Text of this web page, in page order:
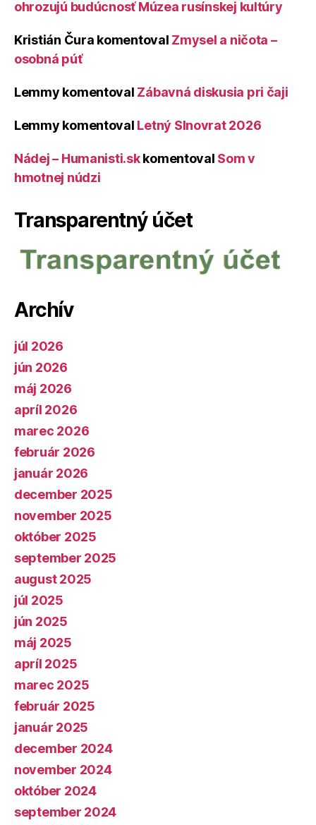
ohrozujú budúcnosť Múzea rusínskej kultúry
Kristián Čura komentoval Zmysel a ničota –
osobná púť
Lemmy komentoval Zábavná diskusia pri čaji
Lemmy komentoval Letný Slnovrat 2026
Nádej – Humanisti.skkomentoval Som v
hmotnej núdzi
Transparentný účet
Archív
júl 2026
jún 2026
máj 2026
apríl 2026
marec 2026
február 2026
január 2026
december 2025
november 2025
október 2025
september 2025
august 2025
júl 2025
jún 2025
máj 2025
apríl 2025
marec 2025
február 2025
január 2025
december 2024
november 2024
október 2024
september 2024